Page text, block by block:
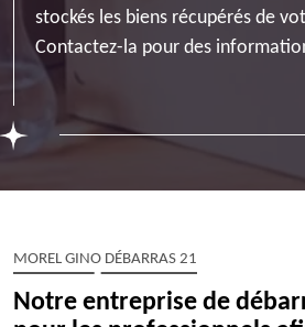
stockés les biens récupérés de
Contactez-la pour des
MOREL GINO DÉBARRAS 21
Notre entreprise de